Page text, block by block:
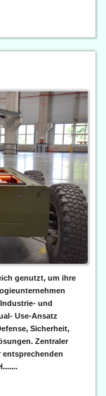
genutzt, um ihre
und
Use-Ansatz
Sicherheit,
Zentraler